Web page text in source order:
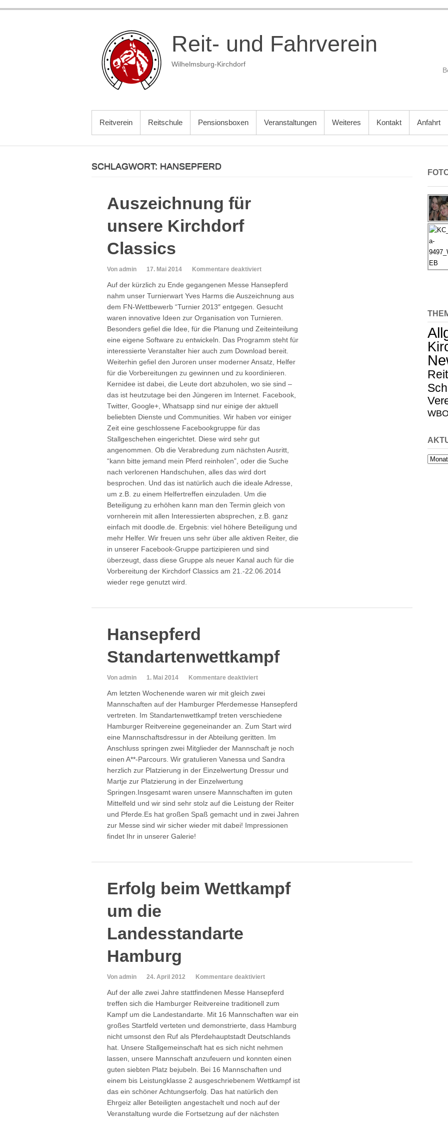
Reit- und Fahrverein
Wilhelmsburg-Kirchdorf
PRIMÄRES MENÜ
Reitverein Reitschule Pensionsboxen Veranstaltungen Weiteres Kontakt Anfahrt
SCHLAGWORT: HANSEPFERD
Auszeichnung für
unsere Kirchdorf
Classics
Von admin 17. Mai 2014 Kommentare deaktiviertfür
für
unsere
Kirchdorf
Classics
Auf der kürzlich zu Ende gegangenen Messe Hansepferd
nahm unser Turnierwart Yves Harms die Auszeichnung aus
dem FN-Wettbewerb “Turnier 2013″ entgegen. Gesucht
waren innovative Ideen zur Organisation von Turnieren.
Besonders gefiel die Idee, für die Planung und Zeiteinteilung
eine eigene Software zu entwickeln. Das Programm steht für
interessierte Veranstalter hier auch zum Download bereit.
Weiterhin gefiel den Juroren unser moderner Ansatz, Helfer
für die Vorbereitungen zu gewinnen und zu koordinieren.
Kernidee ist dabei, die Leute dort abzuholen, wo sie sind –
das ist heutzutage bei den Jüngeren im Internet. Facebook,
Twitter, Google+, Whatsapp sind nur einige der aktuell
beliebten Dienste und Communities. Wir haben vor einiger
Zeit eine geschlossene Facebookgruppe für das
Stallgeschehen eingerichtet. Diese wird sehr gut
angenommen. Ob die Verabredung zum nächsten Ausritt,
“kann bitte jemand mein Pferd reinholen”, oder die Suche
nach verlorenen Handschuhen, alles das wird dort
besprochen. Und das ist natürlich auch die ideale Adresse,
um z.B. zu einem Helfertreffen einzuladen. Um die
Beteiligung zu erhöhen kann man den Termin gleich von
vornherein mit allen Interessierten absprechen, z.B. ganz
einfach mit doodle.de. Ergebnis: viel höhere Beteiligung und
mehr Helfer. Wir freuen uns sehr über alle aktiven Reiter, die
in unserer Facebook-Gruppe partizipieren und sind
überzeugt, dass diese Gruppe als neuer Kanal auch für die
Vorbereitung der Kirchdorf Classics am 21.-22.06.2014
wieder rege genutzt wird.
Hansepferd
Standartenwettkampf
Von admin 1. Mai 2014 Kommentare deaktiviertfür
Standartenwettkampf
Am letzten Wochenende waren wir mit gleich zwei
Mannschaften auf der Hamburger Pferdemesse Hansepferd
vertreten. Im Standartenwettkampf treten verschiedene
Hamburger Reitvereine gegeneinander an. Zum Start wird
eine Mannschaftsdressur in der Abteilung geritten. Im
Anschluss springen zwei Mitglieder der Mannschaft je noch
einen A**-Parcours. Wir gratulieren Vanessa und Sandra
herzlich zur Platzierung in der Einzelwertung Dressur und
Martje zur Platzierung in der Einzelwertung
Springen.Insgesamt waren unsere Mannschaften im guten
Mittelfeld und wir sind sehr stolz auf die Leistung der Reiter
und Pferde.Es hat großen Spaß gemacht und in zwei Jahren
zur Messe sind wir sicher wieder mit dabei! Impressionen
findet Ihr in unserer Galerie!
Erfolg beim Wettkampf
um die
Landesstandarte
Hamburg
Von admin 24. April 2012 Kommentare deaktiviertfür
beim
Wettkampf
um
die
Landesstandarte
Auf der alle zwei Jahre stattfindenen Messe Hansepferd
treffen sich die Hamburger Reitvereine traditionell zum
Kampf um die Landestandarte. Mit 16 Mannschaften war ein
großes Startfeld verteten und demonstrierte, dass Hamburg
nicht umsonst den Ruf als Pferdehauptstadt Deutschlands
hat. Unsere Stallgemeinschaft hat es sich nicht nehmen
lassen, unsere Mannschaft anzufeuern und konnten einen
guten siebten Platz bejubeln. Bei 16 Mannschaften und
einem bis Leistungklasse 2 ausgeschriebenem Wettkampf ist
das ein schöner Achtungserfolg. Das hat natürlich den
Ehrgeiz aller Beteiligten angestachelt und noch auf der
Veranstaltung wurde die Fortsetzung auf der nächsten